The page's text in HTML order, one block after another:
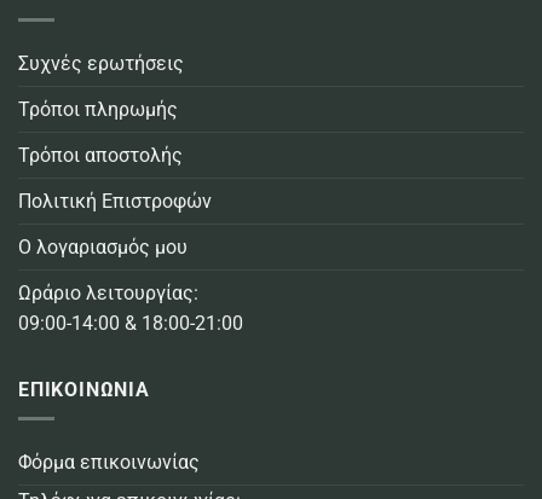
Συχνές ερωτήσεις
Τρόποι πληρωμής
Τρόποι αποστολής
Πολιτική Επιστροφών
Ο λογαριασμός μου
Ωράριο λειτουργίας:
09:00-14:00 & 18:00-21:00
ΕΠΙΚΟΙΝΩΝΙΑ
Φόρμα επικοινωνίας